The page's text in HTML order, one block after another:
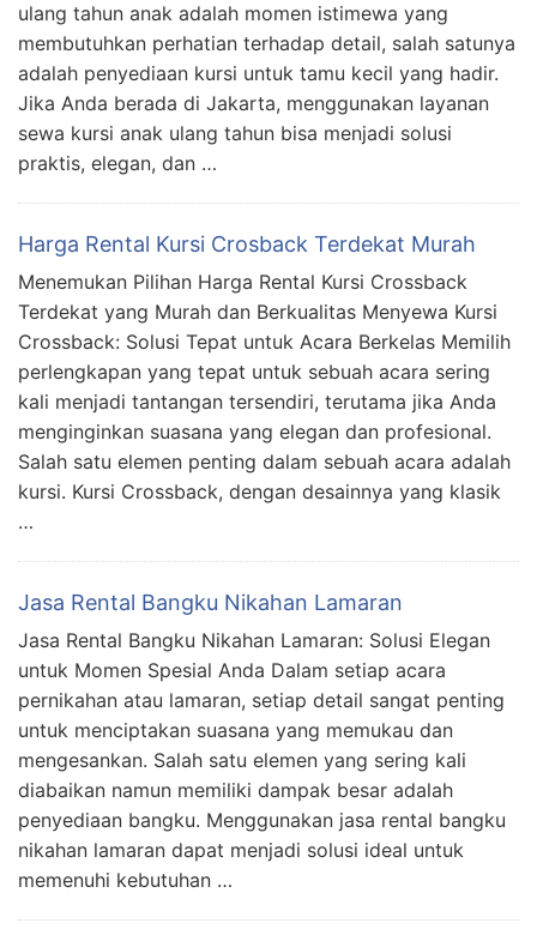
ulang tahun anak adalah momen istimewa yang
membutuhkan perhatian terhadap detail, salah satunya
adalah penyediaan kursi untuk tamu kecil yang hadir.
Jika Anda berada di Jakarta, menggunakan layanan
sewa kursi anak ulang tahun bisa menjadi solusi
praktis, elegan, dan …
Harga Rental Kursi Crosback Terdekat Murah
Menemukan Pilihan Harga Rental Kursi Crossback
Terdekat yang Murah dan Berkualitas Menyewa Kursi
Crossback: Solusi Tepat untuk Acara Berkelas Memilih
perlengkapan yang tepat untuk sebuah acara sering
kali menjadi tantangan tersendiri, terutama jika Anda
menginginkan suasana yang elegan dan profesional.
Salah satu elemen penting dalam sebuah acara adalah
kursi. Kursi Crossback, dengan desainnya yang klasik
…
Jasa Rental Bangku Nikahan Lamaran
Jasa Rental Bangku Nikahan Lamaran: Solusi Elegan
untuk Momen Spesial Anda Dalam setiap acara
pernikahan atau lamaran, setiap detail sangat penting
untuk menciptakan suasana yang memukau dan
mengesankan. Salah satu elemen yang sering kali
diabaikan namun memiliki dampak besar adalah
penyediaan bangku. Menggunakan jasa rental bangku
nikahan lamaran dapat menjadi solusi ideal untuk
memenuhi kebutuhan …